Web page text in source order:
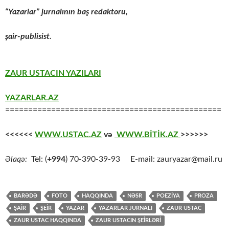
“Yazarlar” jurnalının baş redaktoru,
şair-publisist.
ZAUR USTACIN YAZILARI
YAZARLAR.AZ
===============================================
<<<<<< WWW.USTAC.AZ və WWW.BİTİK.AZ >>>>>>
Əlaqə: Tel: (+994) 70-390-39-93 E-mail: zauryazar@mail.ru
BARƏDƏ FOTO HAQQINDA NƏSR POEZİYA PROZA
ŞAİR ŞEİR YAZAR YAZARLAR JURNALI ZAUR USTAC
ZAUR USTAC HAQQINDA ZAUR USTACIN ŞEİRLƏRİ